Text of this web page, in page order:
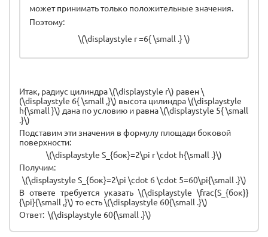
может принимать только положительные значения.
Поэтому:
\(\displaystyle r =6{ \small .} \)
Итак, радиус цилиндра \(\displaystyle r\) равен \
(\displaystyle 6{ \small ,}\) высота цилиндра \(\displaystyle
h{\small }\) дана по условию и равна \(\displaystyle 5{ \small
.}\)
Подставим эти значения в формулу площади боковой
поверхности:
\(\displaystyle S_{бок}=2\pi r \cdot h{\small .}\)
Получим:
\(\displaystyle S_{бок}=2\pi \cdot 6 \cdot 5=60\pi{\small .}\)
В ответе требуется указать \(\displaystyle \frac{S_{бок}}
{\pi}{\small ,}\) то есть \(\displaystyle 60{\small .}\)
Ответ: \(\displaystyle 60{\small .}\)